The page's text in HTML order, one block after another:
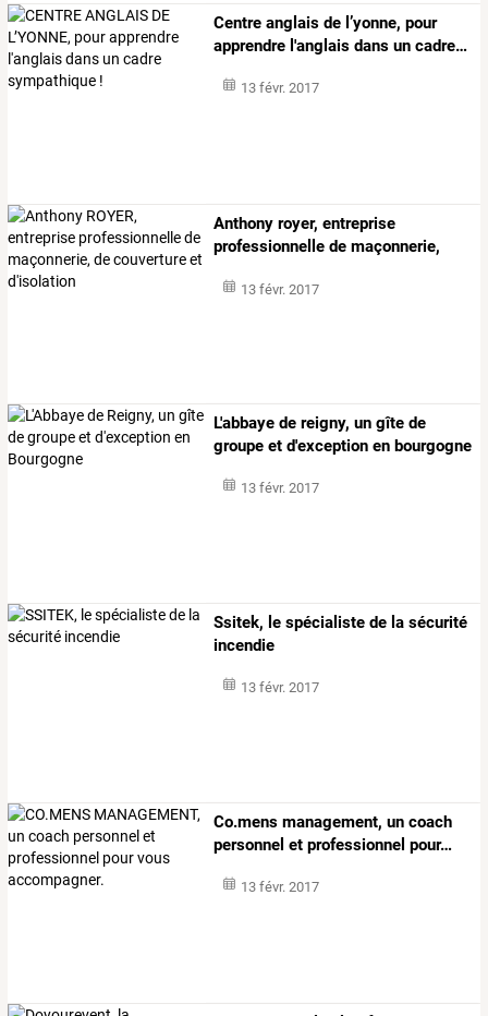
Centre anglais de l’yonne, pour
apprendre l'anglais dans un cadre…
13 févr. 2017
Anthony royer, entreprise
professionnelle de maçonnerie,
13 févr. 2017
L'abbaye de reigny, un gîte de
groupe et d'exception en bourgogne
13 févr. 2017
Ssitek, le spécialiste de la sécurité
incendie
13 févr. 2017
Co.mens management, un coach
personnel et professionnel pour…
13 févr. 2017